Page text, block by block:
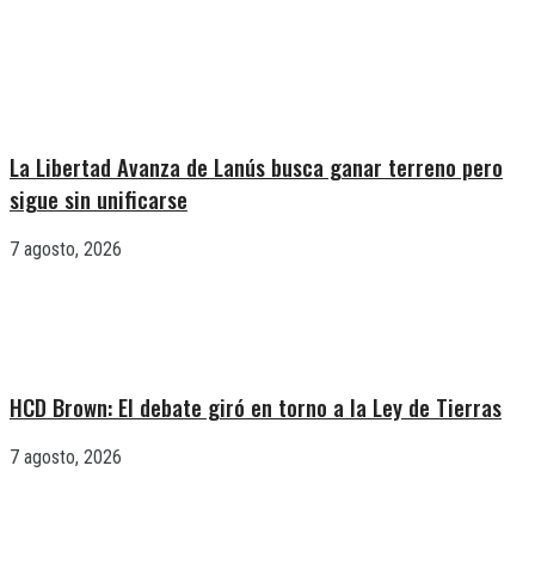
La Libertad Avanza de Lanús busca ganar terreno pero
sigue sin unificarse
7 agosto, 2026
HCD Brown: El debate giró en torno a la Ley de Tierras
7 agosto, 2026